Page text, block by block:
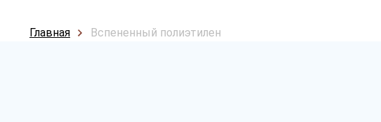
Главная Вспененный полиэтилен